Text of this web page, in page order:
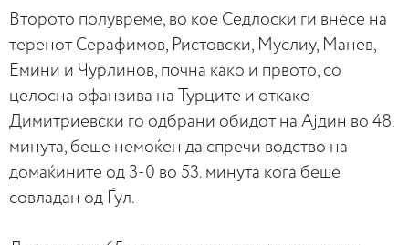
Второто полувреме, во кое Седлоски ги внесе на
теренот Серафимов, Ристовски, Муслиу, Манев,
Емини и Чурлинов, почна како и првото, со
целосна офанзива на Турците и откако
Димитриевски го одбрани обидот на Ајдин во 48.
минута, беше немоќен да спречи водство на
домаќините од 3-0 во 53. минута кога беше
совладан од Ѓул.